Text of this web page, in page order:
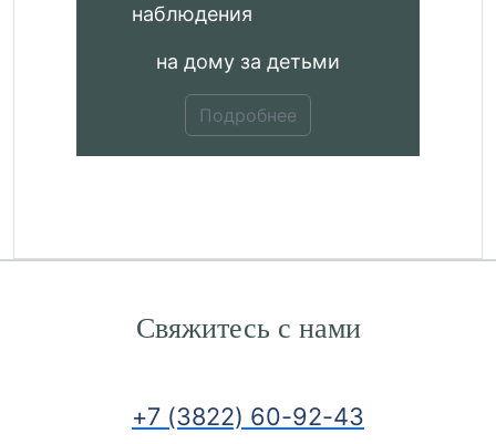
наблюдения
на дому за детьми
Подробнее
Свяжитесь с нами
+7 (3822) 60-92-43